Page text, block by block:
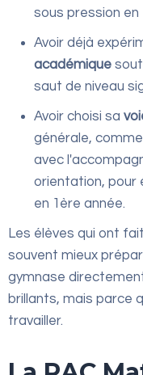
sous pression en
Avoir déjà
académique
saut de niveau
Avoir choisi sa
générale,
avec
orientation, pour
en 1ère année.
Les élèves qui ont
souvent mieux
gymnase
brillants, mais parce
travailler.